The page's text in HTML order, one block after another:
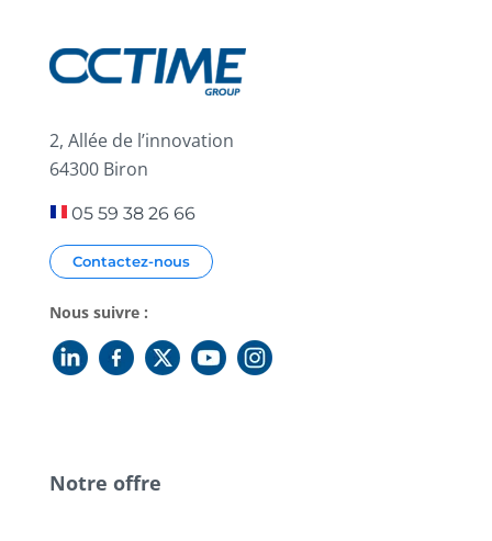
2, Allée de l’innovation
64300 Biron
05 59 38 26 66
Contactez-nous
Nous suivre :
Notre offre